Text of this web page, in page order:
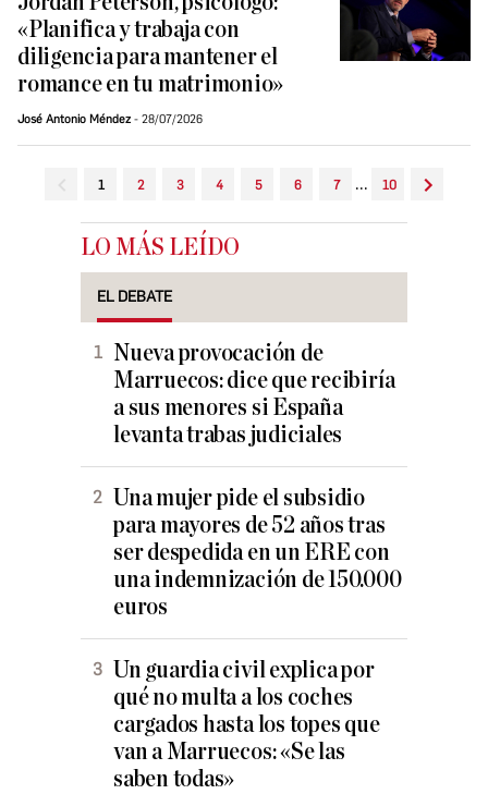
«Planifica y trabaja con
diligencia para mantener el
romance en tu matrimonio»
José Antonio Méndez 28/07/2026
1 2 3 4 5 6 7 ... 10
LO MÁS LEÍDO
EL DEBATE
Nueva provocación de
Marruecos: dice que recibiría
a sus menores si España
levanta trabas judiciales
Una mujer pide el subsidio
para mayores de 52 años tras
ser despedida en un ERE con
una indemnización de 150.000
euros
Un guardia civil explica por
qué no multa a los coches
cargados hasta los topes que
van a Marruecos: «Se las
saben todas»